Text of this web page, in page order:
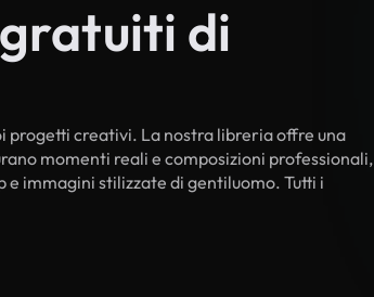
di
creativi. La nostra libreria offre una
momenti reali e composizioni professionali,
immagini stilizzate di gentiluomo. Tutti i